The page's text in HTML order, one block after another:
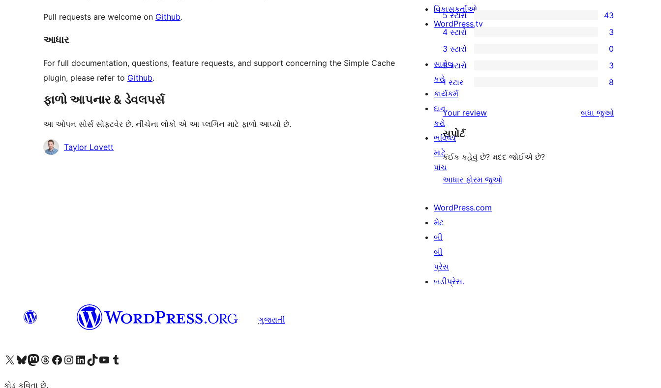
Pull requests are welcome on Github.
આધાર
For full documentation, questions, feature requests, and support concerning the Simple Cache
plugin, please refer to Github.
ફાળો આપનાર & ડેવલપર્સ
આ ઓપન સોર્સ સોફ્ટવેર છે. નીચેના લોકો એ આ પ્લગિન માટે ફાળો આપ્યો છે.
ફાળો
Taylor Lovett
43
5-
સ્ટાર
સમીક્ષાઓ
5 સ્ટારો 43
4-
સ્ટાર
સમીક્ષાઓ
4 સ્ટારો 3
0
3-
સ્ટાર
સમીક્ષાઓ
3 સ્ટારો 0
3
2-
સમીક્ષાઓ
2 સ્ટારો 3
8
સ્ટાર
સમીક્ષાઓ
1 સ્ટાર 8
Your review બધા સમીક્ષાઓ
જુઓ
સપોર્ટ
કંઈક કહેવું છે? મદદ જોઈએ છે?
આધાર ફોરમ જુઓ
વિકાસકર્તાઓ
WordPress.tv
સામેલ
કરો
કાર્યકર્મ
દાન
કરો
ભવિષ્ય
માટે
પાંચ
WordPress.com
મેટ
બી
બી
પ્રેસ
બડીપ્રેસ.
ગુજરાતી
અમારા X (અગાઉ ટ્વિટર) એકાઉન્ટની મુલાકાત લોઅમારા Bluesky એકાઉન્ટની મુલાકાત લોઅમારા માસ્ટોડોન એકાઉન્ટની મુલાકાત લોઅમારા Threads એકાઉન્ટની મુલાકાત લો અમારા ફેસબુક પેજની મુલાકાત લોઅમારા ઇન્સ્ટાગ્રામ એકાઉન્ટની મુલાકાત લો અમારા LinkedIn એકાઉન્ટની મુલાકાત લોઅમારા TikTok એકાઉન્ટની મુલાકાત લોઅમારી YouTube ચેનલની મુલાકાત લો અમારા Tumblr એકાઉન્ટની મુલાકાત લો
કોડ કવિતા છે.